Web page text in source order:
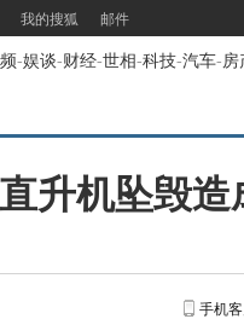
我的搜狐 邮件
-娱谈-财经-世相-科技-汽车-房
升机坠毁造
手机